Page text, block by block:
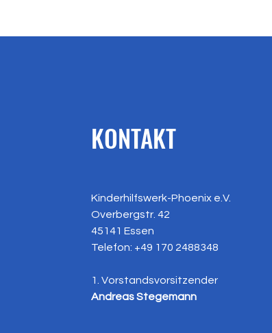
KONTAKT
Kinderhilfswerk-Phoenix e.V.
Overbergstr. 42
45141 Essen
Telefon: +49 170 2488348
1. Vorstandsvorsitzender
Andreas Stegemann